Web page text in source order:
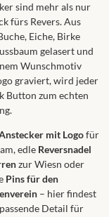
sind mehr als nur
fürs Revers. Aus
Eiche, Birke
gelasert und
Wunschmotiv
graviert, wird jeder
Button zum echten
mit Logofür
edle Reversnadel
zur Wiesn oder
Pins für den
– hier findest
Detail für